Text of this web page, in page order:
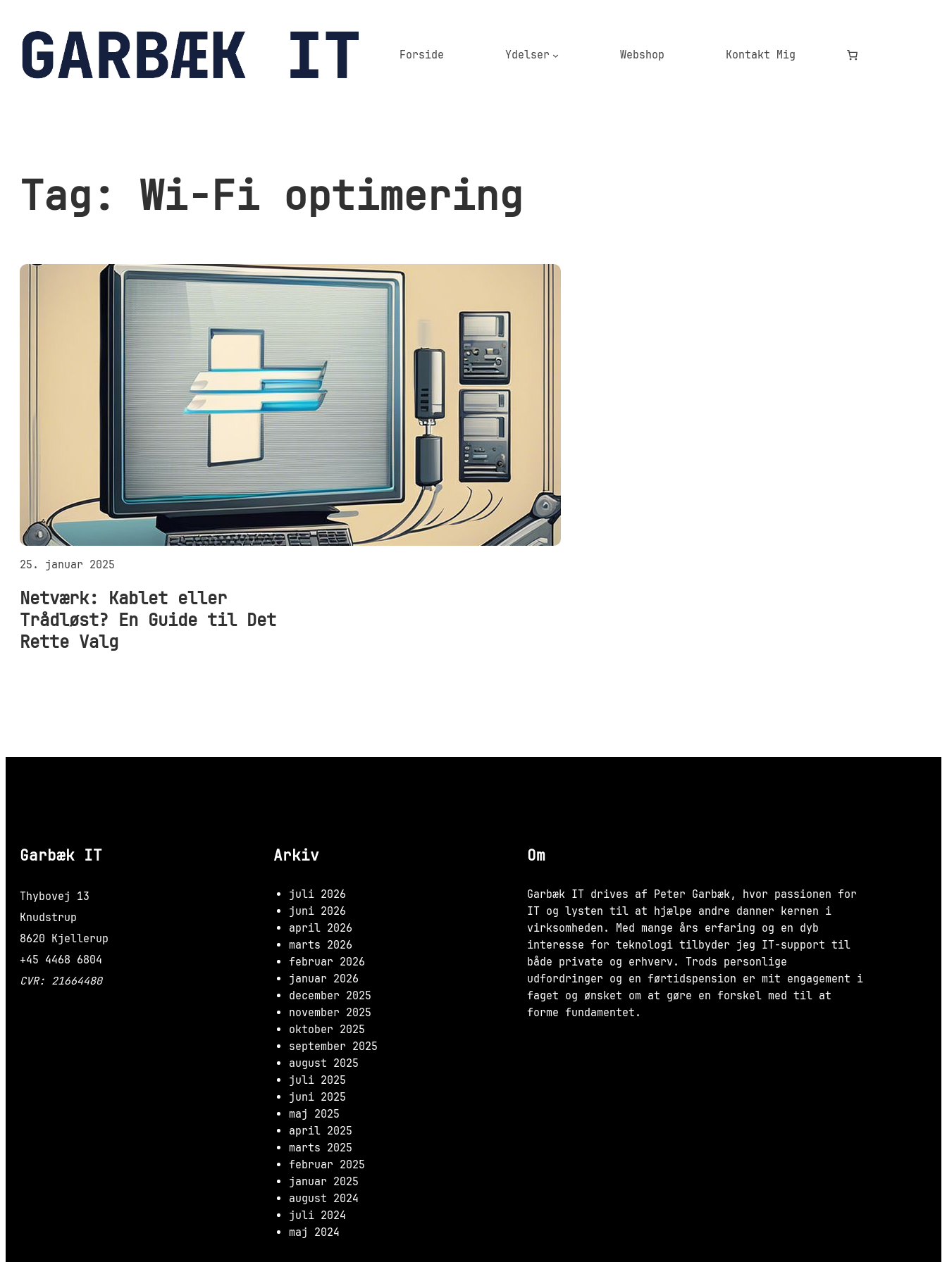
indhold
Forside Ydelser Webshop Kontakt Mig
Tag: Wi-Fi optimering
25. januar 2025
Netværk: Kablet eller
Trådløst? En Guide til Det
Rette Valg
Garbæk IT
Thybovej 13
Knudstrup
8620 Kjellerup
+45 4468 6804
CVR: 21664480
Arkiv
juli 2026
juni 2026
april 2026
marts 2026
februar 2026
januar 2026
december 2025
november 2025
oktober 2025
september 2025
august 2025
juli 2025
juni 2025
maj 2025
april 2025
marts 2025
februar 2025
januar 2025
august 2024
juli 2024
maj 2024
Om
Garbæk IT drives af Peter Garbæk, hvor passionen for
IT og lysten til at hjælpe andre danner kernen i
virksomheden. Med mange års erfaring og en dyb
interesse for teknologi tilbyder jeg IT-support til
både private og erhverv. Trods personlige
udfordringer og en førtidspension er mit engagement i
faget og ønsket om at gøre en forskel med til at
forme fundamentet.